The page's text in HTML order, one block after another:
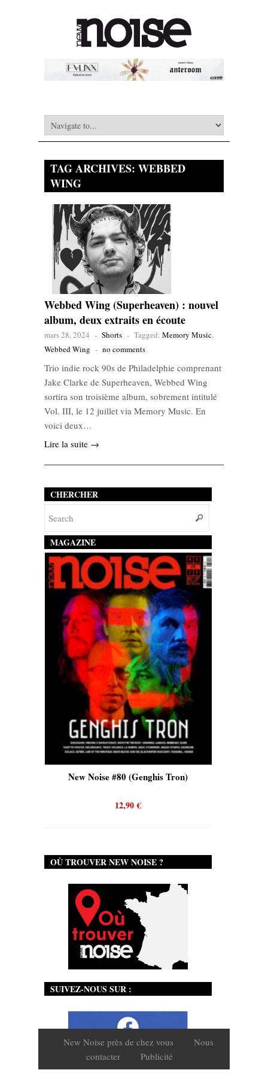
TAG ARCHIVES: WEBBED
WING
Webbed Wing (Superheaven) : nouvel
album, deux extraits en écoute
mars 28, 2024 - Shorts - Tagged: Memory Music,
Webbed Wing - no comments
Trio indie rock 90s de Philadelphie comprenant
Jake Clarke de Superheaven, Webbed Wing
sortira son troisième album, sobrement intitulé
Vol. III, le 12 juillet via Memory Music. En
voici deux…
Lire la suite →
CHERCHER
MAGAZINE
New Noise #80 (Genghis Tron)
12,90€
OÙ TROUVER NEW NOISE ?
SUIVEZ-NOUS SUR :
New Noise près de chez vous
Nous
contacter
Publicité